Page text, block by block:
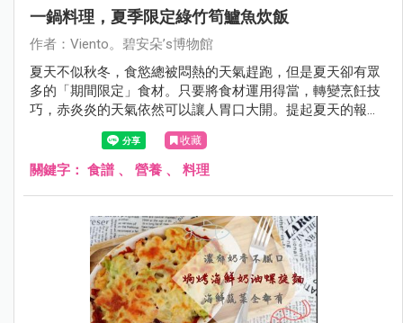
一鍋料理，夏季限定綠竹筍鱸魚炊飯
作者：Viento。碧安朵’s博物館
夏天不似秋冬，食慾總被悶熱的天氣趕跑，但是夏天卻有眾
多的「期間限定」食材。只要將食材運用得當，轉變烹飪技
巧，赤炎炎的天氣依然可以讓人胃口大開。提起夏天的報信
食材，「綠竹筍」一定當仁不讓的挺身而出，它比蟬叫聲還
早嶄露頭角，告訴饕客夏日已然來臨。我喜歡蹲在人聲鼎沸
的傳統市場角落，細細的挑著綠竹筍，輕輕撥開筍殼上的泥
收藏
關鍵字： 食譜 、 營養 、 料理